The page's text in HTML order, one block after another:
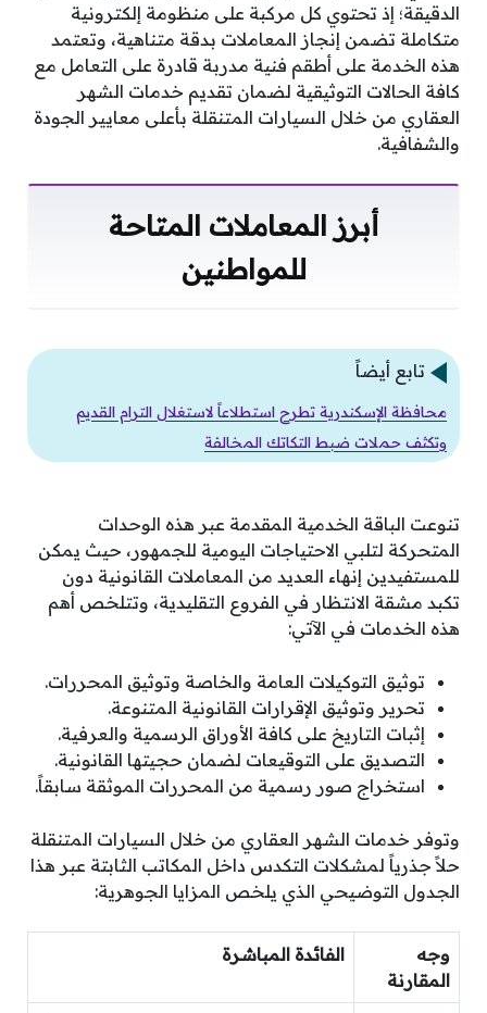
الدقيقة؛ إذ تحتوي كل مركبة على منظومة إلكترونية
متكاملة تضمن إنجاز المعاملات بدقة متناهية، وتعتمد
هذه الخدمة على أطقم فنية مدربة قادرة على التعامل مع
كافة الحالات التوثيقية لضمان تقديم خدمات الشهر
العقاري من خلال السيارات المتنقلة بأعلى معايير الجودة
والشفافية.
أبرز المعاملات المتاحة
للمواطنين
تابع أيضاً
محافظة الإسكندرية تطرح استطلاعاً لاستغلال الترام القديم
وتكثف حملات ضبط التكاتك المخالفة
تنوعت الباقة الخدمية المقدمة عبر هذه الوحدات
المتحركة لتلبي الاحتياجات اليومية للجمهور، حيث يمكن
للمستفيدين إنهاء العديد من المعاملات القانونية دون
تكبد مشقة الانتظار في الفروع التقليدية، وتتلخص أهم
هذه الخدمات في الآتي:
توثيق التوكيلات العامة والخاصة وتوثيق المحررات.
تحرير وتوثيق الإقرارات القانونية المتنوعة.
إثبات التاريخ على كافة الأوراق الرسمية والعرفية.
التصديق على التوقيعات لضمان حجيتها القانونية.
استخراج صور رسمية من المحررات الموثقة سابقاً.
وتوفر خدمات الشهر العقاري من خلال السيارات المتنقلة
حلاً جذرياً لمشكلات التكدس داخل المكاتب الثابتة عبر هذا
الجدول التوضيحي الذي يلخص المزايا الجوهرية:
وجه
المقارنة
الفائدة المباشرة